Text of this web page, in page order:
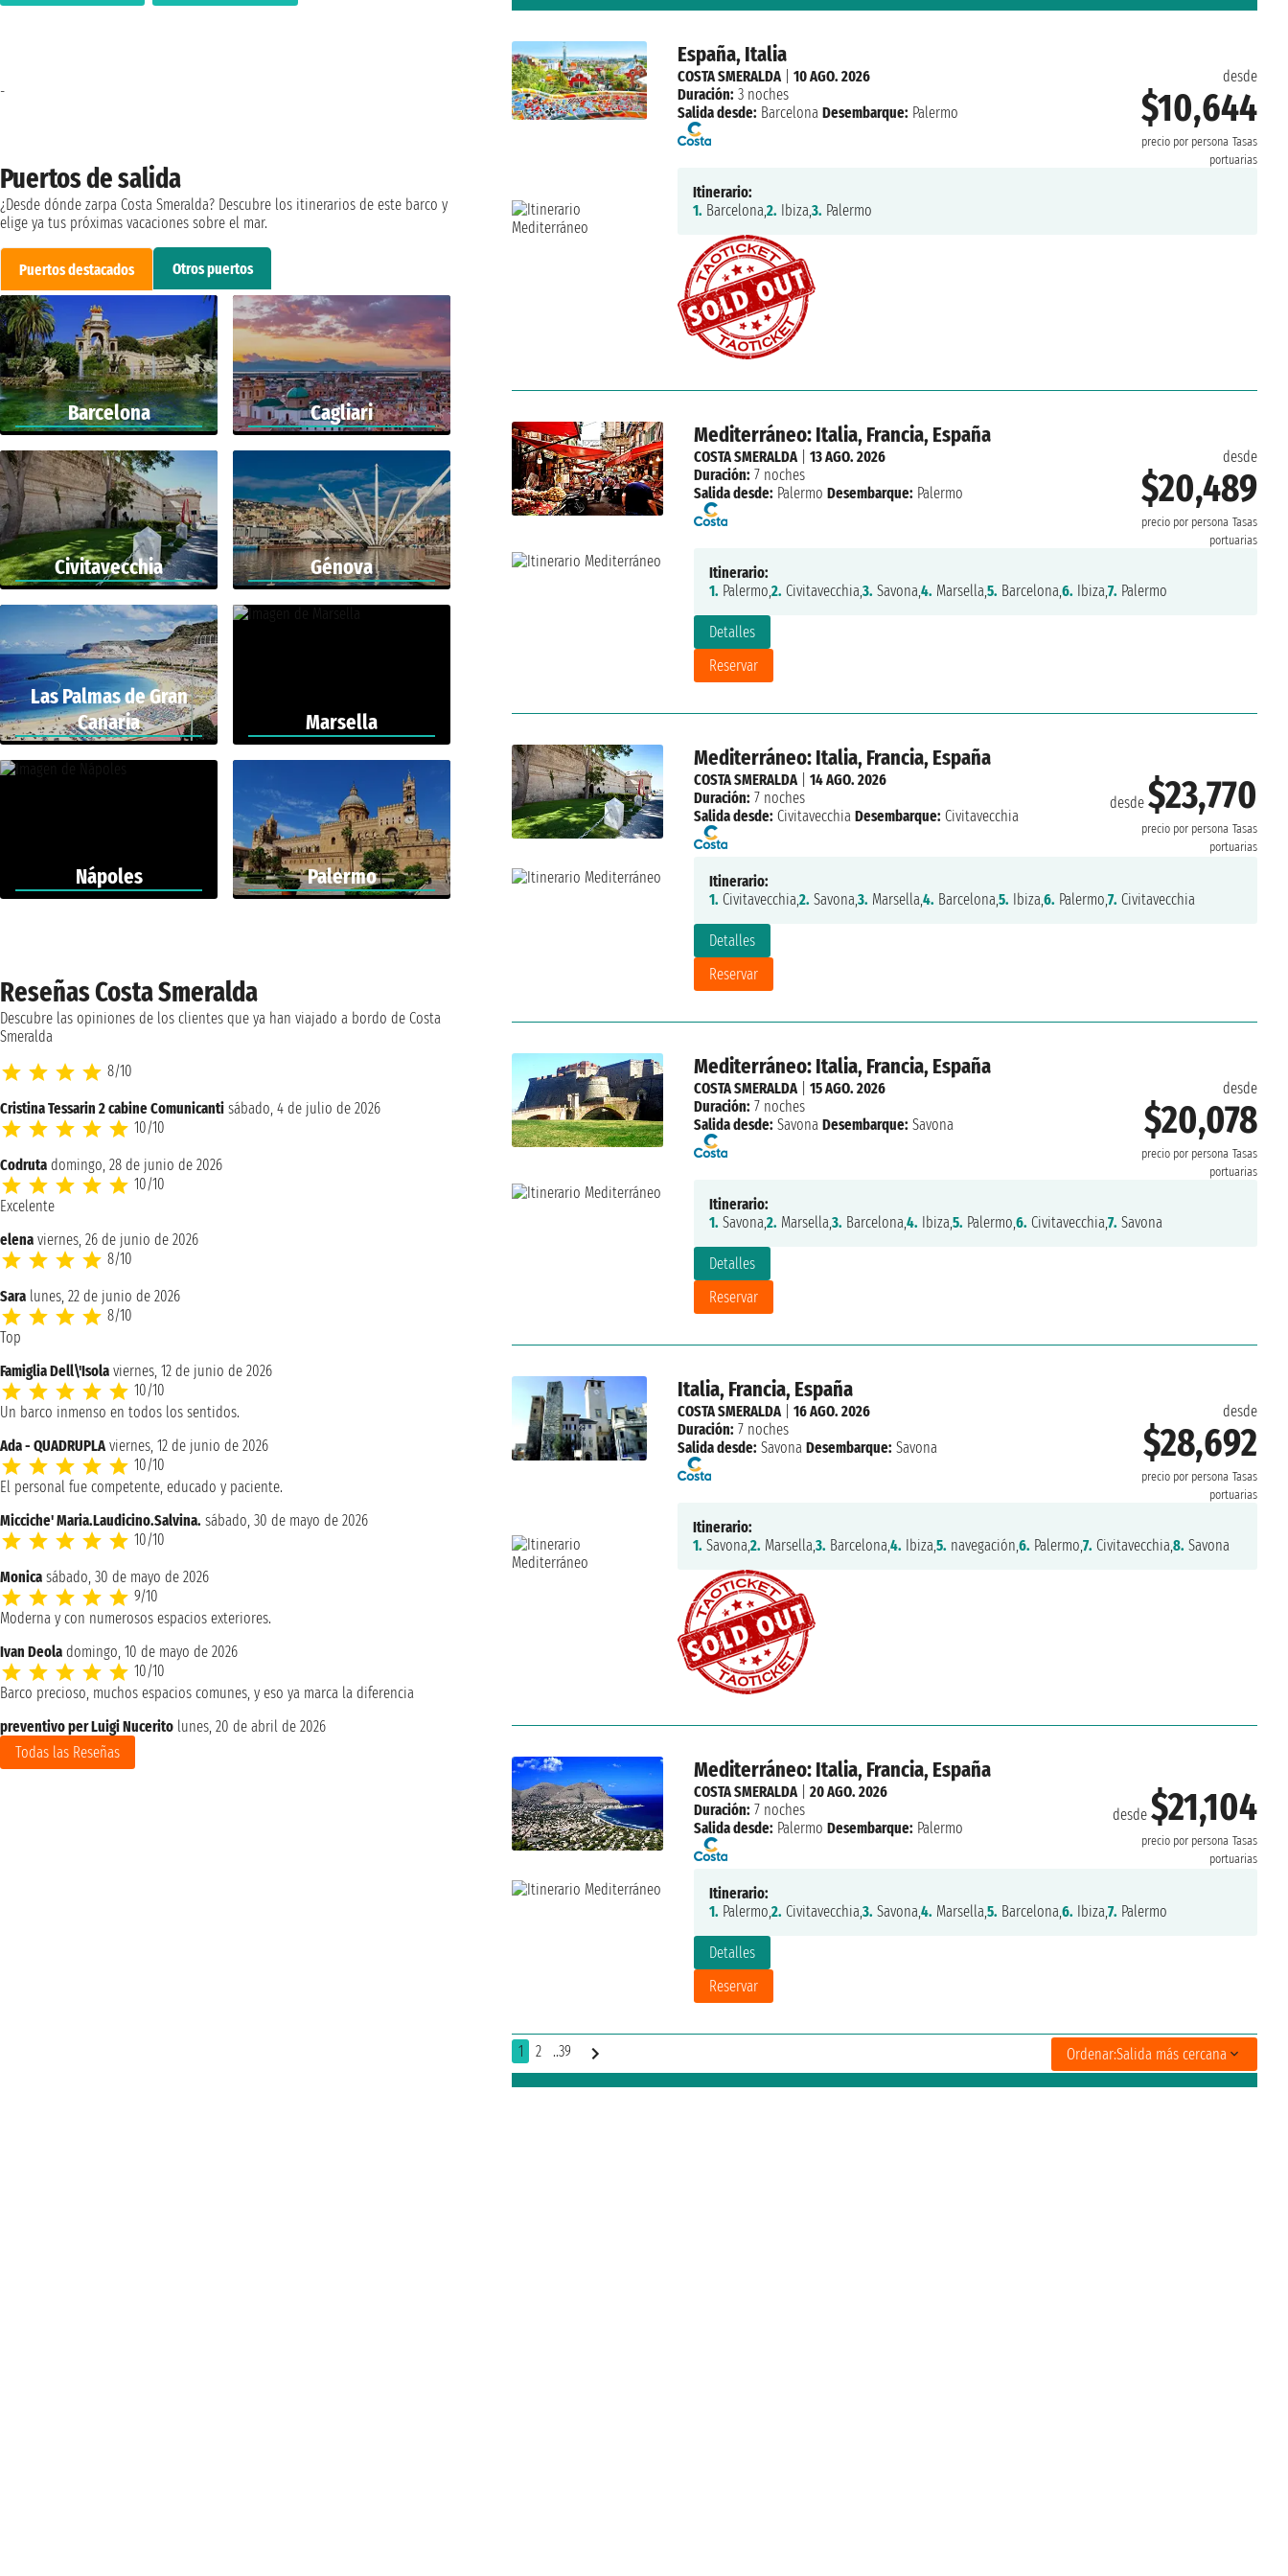
España, Italia
desde
$10,644
precio por persona Tasas
portuarias
COSTA SMERALDA|10 AGO. 2026
Duración: 3 noches
Salida desde: Barcelona Desembarque: Palermo
Itinerario:
1. Barcelona,2. Ibiza,3. Palermo
Mediterráneo: Italia, Francia, España
desde
$20,489
precio por persona Tasas
portuarias
Detalles
Reservar
COSTA SMERALDA| 13 AGO. 2026
Duración: 7 noches
Salida desde: Palermo Desembarque: Palermo
Itinerario:
1. Palermo,2. Civitavecchia,3. Savona,4. Marsella,5. Barcelona,6. Ibiza,7. Palermo
Mediterráneo: Italia, Francia, España
desde $23,770
precio por persona Tasas
portuarias
Detalles
Reservar
COSTA SMERALDA| 14 AGO. 2026
Duración: 7 noches
Salida desde: Civitavecchia Desembarque: Civitavecchia
Itinerario:
1. Civitavecchia,2. Savona,3. Marsella,4. Barcelona,5. Ibiza,6. Palermo,7. Civitavecchia
Mediterráneo: Italia, Francia, España
desde
$20,078
precio por persona Tasas
portuarias
Detalles
Reservar
COSTA SMERALDA| 15 AGO. 2026
Duración: 7 noches
Salida desde: Savona Desembarque: Savona
Itinerario:
1. Savona,2. Marsella,3. Barcelona,4. Ibiza,5. Palermo,6. Civitavecchia,7. Savona
Italia, Francia, España
desde
$28,692
precio por persona Tasas
portuarias
COSTA SMERALDA|16 AGO. 2026
Duración: 7 noches
Salida desde: Savona Desembarque: Savona
Itinerario:
1. Savona,2. Marsella,3. Barcelona,4. Ibiza,5. navegación,6. Palermo,7. Civitavecchia,8. Savona
Mediterráneo: Italia, Francia, España
desde $21,104
precio por persona Tasas
portuarias
Detalles
Reservar
COSTA SMERALDA| 20 AGO. 2026
Duración: 7 noches
Salida desde: Palermo Desembarque: Palermo
Itinerario:
1. Palermo,2. Civitavecchia,3. Savona,4. Marsella,5. Barcelona,6. Ibiza,7. Palermo
1 2 ..39 Ordenar:Salida más cercana
Puertos de salida
¿Desde dónde zarpa Costa Smeralda? Descubre los itinerarios de este barco y
elige ya tus próximas vacaciones sobre el mar.
Puertos destacados Otros puertos
Barcelona Cagliari
Civitavecchia Génova
Las Palmas de Gran
Canaria
Marsella
Nápoles Palermo
-
Reseñas Costa Smeralda
Descubre las opiniones de los clientes que ya han viajado a bordo de Costa
Smeralda
8/10
Cristina Tessarin 2 cabine Comunicanti sábado, 4 de julio de 2026
10/10
Codruta domingo, 28 de junio de 2026
10/10
Excelente
elena viernes, 26 de junio de 2026
8/10
Sara lunes, 22 de junio de 2026
8/10
Top
Famiglia Dell\'Isola viernes, 12 de junio de 2026
10/10
Un barco inmenso en todos los sentidos.
Ada - QUADRUPLA viernes, 12 de junio de 2026
10/10
El personal fue competente, educado y paciente.
Micciche' Maria.Laudicino.Salvina. sábado, 30 de mayo de 2026
10/10
Monica sábado, 30 de mayo de 2026
9/10
Moderna y con numerosos espacios exteriores.
Ivan Deola domingo, 10 de mayo de 2026
10/10
Barco precioso, muchos espacios comunes, y eso ya marca la diferencia
preventivo per Luigi Nucerito lunes, 20 de abril de 2026
Todas las Reseñas